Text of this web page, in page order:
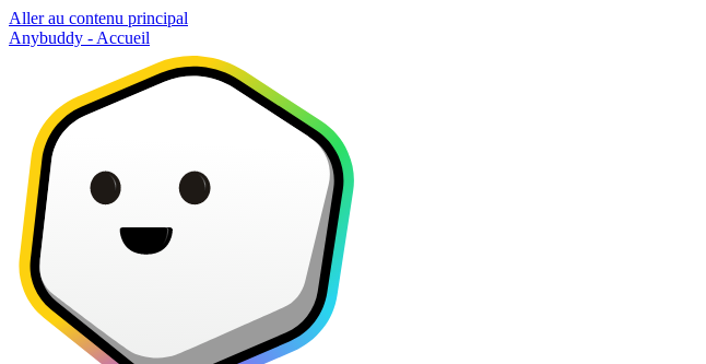
Aller au contenu principal
Anybuddy - Accueil